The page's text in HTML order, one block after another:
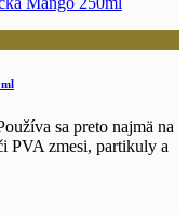
sa preto najmä na
PVA zmesi, partikuly a